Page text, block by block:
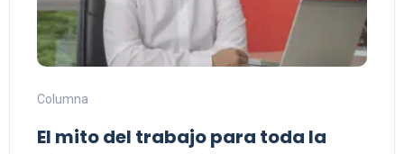
Columna
El mito del trabajo para toda la